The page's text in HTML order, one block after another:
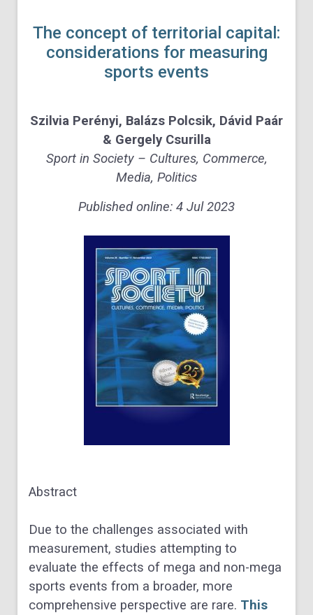
The concept of territorial capital:
considerations for measuring
sports events
Szilvia Perényi, Balázs Polcsik, Dávid Paár
& Gergely Csurilla
Sport in Society – Cultures, Commerce,
Media, Politics
Published online: 4 Jul 2023
Abstract
Due to the challenges associated with
measurement, studies attempting to
evaluate the effects of mega and non-mega
sports events from a broader, more
comprehensive perspective are rare. This